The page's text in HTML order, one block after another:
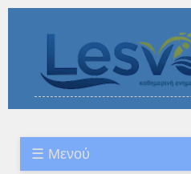
☰ Μενού